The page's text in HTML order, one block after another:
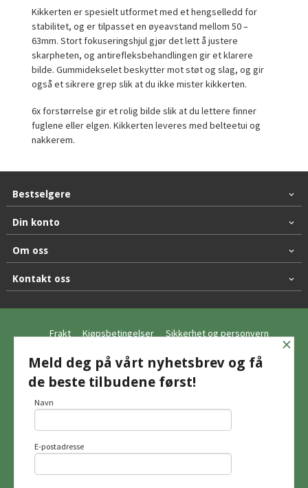
Kikkerten er spesielt utformet med et hengselledd for
stabilitet, og er tilpasset en øyeavstand mellom 50 –
63mm. Stort fokuseringshjul gjør det lett å justere
skarpheten, og antirefleksbehandlingen gir et klarere
bilde. Gummidekselet beskytter mot støt og slag, og gir
også et sikrere grep slik at du ikke mister kikkerten.
6x forstørrelse gir et rolig bilde slik at du lettere finner
fuglene eller elgen. Kikkerten leveres med belteetui og
nakkerem.
Bestselgere
Din konto
Om oss
Kontakt oss
Frakt Kjøpsbetingelser Sikkerhet og personvern
Nyhetsbrev
© Hagemo Jakt og Friluft AS
Vår nettbutikk bruker cookies slik at du
×
Meld deg på vårt nyhetsbrev og få
de beste tilbudene først!
Navn
E-postadresse